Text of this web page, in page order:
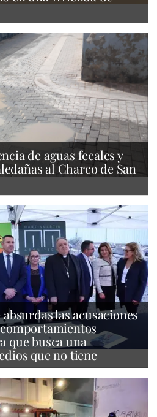
de aguas fecales y
al Charco de San
las acusaciones
que busca una
que no tiene